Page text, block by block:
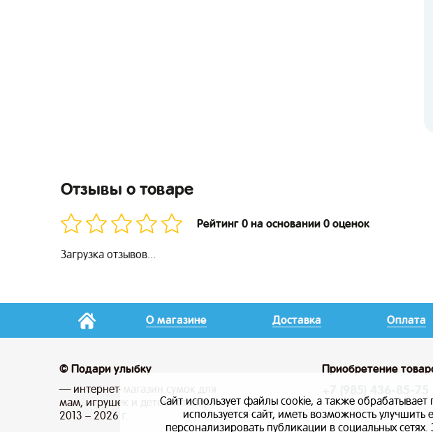
Отзывы о товаре
Рейтинг 0 на основании 0 оценок
Загрузка отзывов...
О магазине Доставка Оплата
© Подари улыбку
— интернет-магазин сумок для
мам, игрушек и детских товаров
2013 – 2026 г.
Приобретение
Сайт использует файлы cookie, а также
используется сайт, иметь возможность
персонализировать публикации в социальных